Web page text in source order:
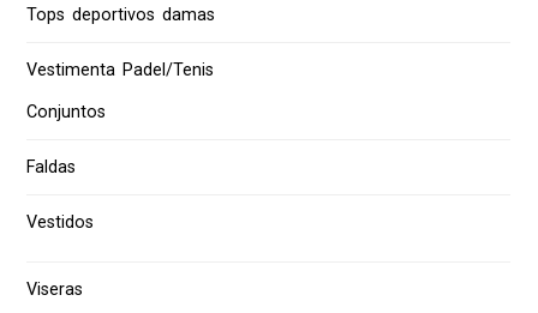
Tops deportivos damas
Vestimenta Padel/Tenis
Conjuntos
Faldas
Vestidos
Viseras